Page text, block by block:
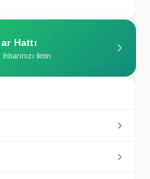
Hattı
iletin